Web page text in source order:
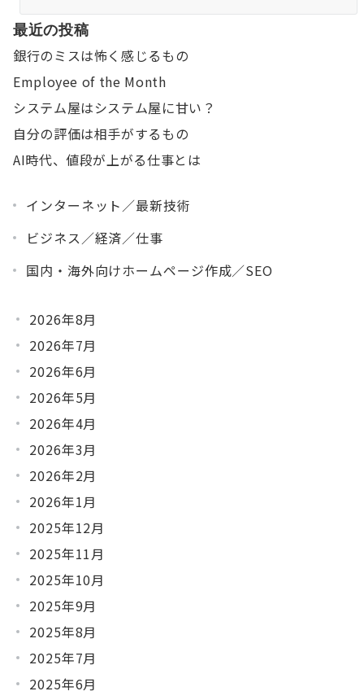
最近の投稿
銀行のミスは怖く感じるもの
Employee of the Month
システム屋はシステム屋に甘い？
自分の評価は相手がするもの
AI時代、値段が上がる仕事とは
インターネット／最新技術
ビジネス／経済／仕事
国内・海外向けホームページ作成／SEO
2026年8月
2026年7月
2026年6月
2026年5月
2026年4月
2026年3月
2026年2月
2026年1月
2025年12月
2025年11月
2025年10月
2025年9月
2025年8月
2025年7月
2025年6月